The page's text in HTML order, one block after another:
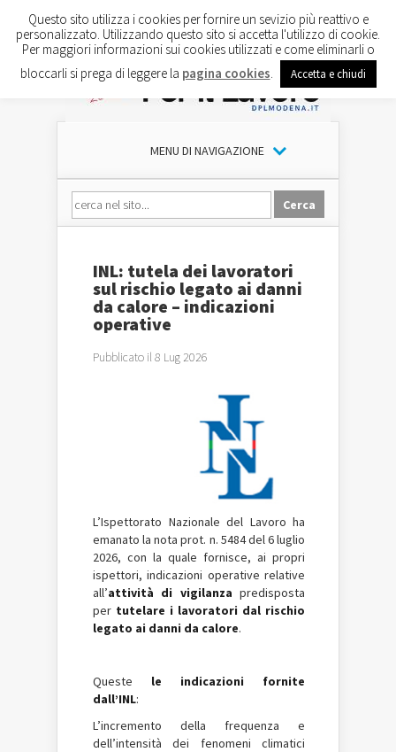
MENU DI NAVIGAZIONE
INL: tutela dei lavoratori
sul rischio legato ai danni
da calore – indicazioni
operative
Pubblicato il 8 Lug 2026
L’Ispettorato Nazionale del Lavoro ha
emanato la nota prot. n. 5484 del 6 luglio
2026, con la quale fornisce, ai propri
ispettori, indicazioni operative relative
all’attività di vigilanza predisposta
per tutelare i lavoratori dal rischio
legato ai danni da calore.
Queste le indicazioni fornite
dall’INL:
L’incremento della frequenza e
dell’intensità dei fenomeni climatici
Questo sito utilizza i cookies per fornire un sevizio più reattivo e
personalizzato. Utilizzando questo sito si accetta l'utilizzo di cookie.
Per maggiori informazioni sui cookies utilizzati e come eliminarli o
bloccarli si prega di leggere la pagina cookies Accetta e chiudi